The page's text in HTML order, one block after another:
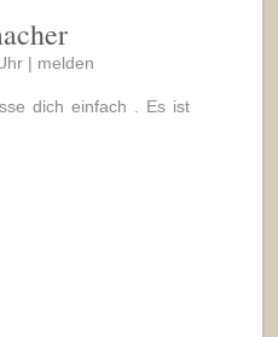
| melden
dich einfach . Es ist